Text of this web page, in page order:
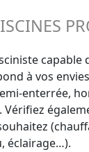
capable
à vos
enterrée,
éclairage…).